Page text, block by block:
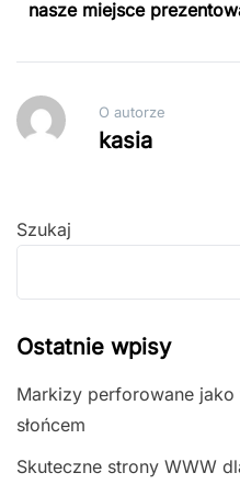
nasze miejsce
O autorze
kasia
Szukaj
Ostatnie wpisy
Markizy perforowane jako
słońcem
Skuteczne strony WWW